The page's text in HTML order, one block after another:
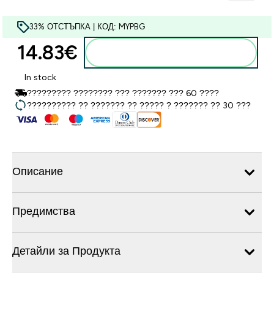
33% ОТСТЪПКА | КОД: MYPBG
14.83€‎
In stock
????????? ???????? ??? ??????? ??? 60 ????
?????????? ?? ??????? ?? ????? ? ??????? ?? 30 ???
Описание
Предимства
Детайли за Продукта